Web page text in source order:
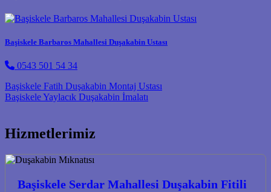
Başiskele Barbaros Mahallesi Duşakabin Ustası
0543 501 54 34
Post navigation
Başiskele Fatih Duşakabin Montaj Ustası
Başiskele Yaylacık Duşakabin İmalatı
Hizmetlerimiz
Başiskele Serdar Mahallesi Duşakabin Fitili